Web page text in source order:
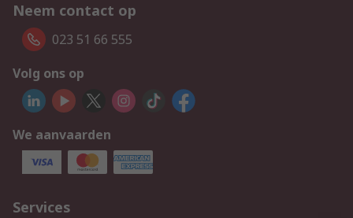
Neem contact op
023 51 66 555
Volg ons op
We aanvaarden
Services